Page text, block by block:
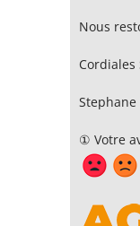
Lave-vitres
Lieuses
Machines à
Machines
Famag
Famur
FARMER
Nous
Cordiales
Stephane
① Votre